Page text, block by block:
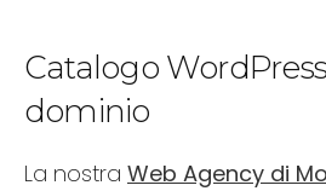
Catalogo
dominio
La nostra Web Agency di